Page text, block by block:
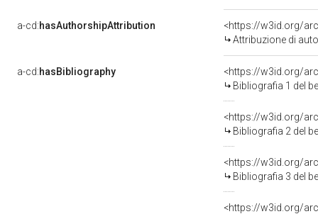
a-cd:hasAuthorshipAttribution
<https://w3id.org/
Attribuzione di
a-cd:hasBibliography
<https://w3id.org/
Bibliografia 1 del
<https://w3id.org/
Bibliografia 2 del
<https://w3id.org/
Bibliografia 3 del
<https://w3id.org/